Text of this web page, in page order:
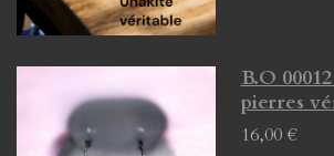
B.O
pierres
16,00 €